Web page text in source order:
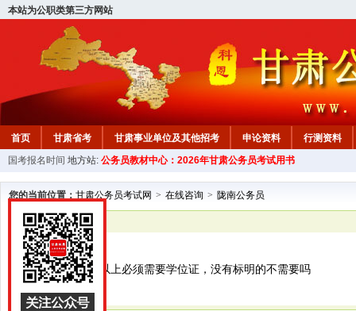
本站为公职类第三方网站
首页 甘肃省考 甘肃事业单位及其他招考 申论资料
行测资料
国考报名时间 地方站: 公务员教材中心：2026年甘肃公务员考试用书
您的当前位置： 甘肃公务员考试网 > 在线咨询 > 陇南公务员
已解决
陇南公务员
标明学士学位及以上必须需要学位证，没有标明的不需要吗